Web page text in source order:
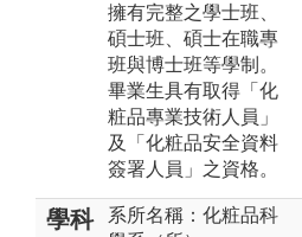
擁有完整之學士班、
碩士班、碩士在職專
班與博士班等學制。
畢業生具有取得「化
粧品專業技術人員」
及「化粧品安全資料
簽署人員」之資格。
學科
系所名稱：化粧品科